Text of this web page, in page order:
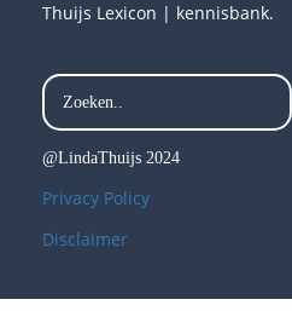
Thuijs Lexicon | kennisbank.
@LindaThuijs 2024
Privacy Policy
Disclaimer